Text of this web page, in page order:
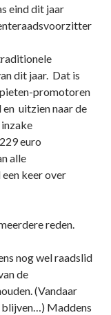
eind dit jaar
dit jaar. Dat is
promotoren
uitzien naar de
euro
alle
keer over
reden.
nog wel raadslid
de
(Vandaar
Maddens